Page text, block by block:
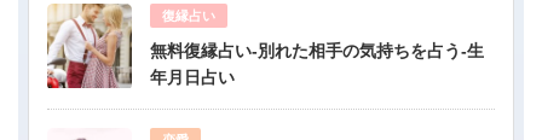
復縁占い
無料復縁占い-別れた相手の気持ちを占う-生
年月日占い